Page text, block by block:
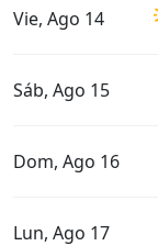
Vie, Ago 14
Sáb, Ago 15
Dom, Ago 16
Lun, Ago 17